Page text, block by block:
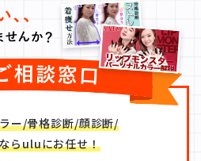
ー/骨格診断/顔診断/
らuluにお任せ！